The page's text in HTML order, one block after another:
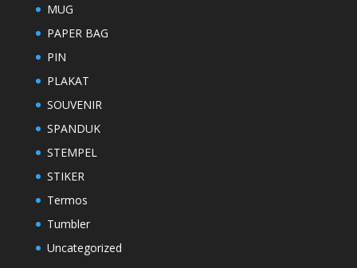
MUG
PAPER BAG
PIN
PLAKAT
SOUVENIR
SPANDUK
STEMPEL
STIKER
Termos
Tumbler
Uncategorized